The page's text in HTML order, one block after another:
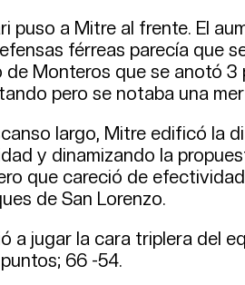
puso a Mitre al frente. El
férreas parecía que
Monteros que se anotó
pero se notaba una
largo, Mitre edificó la
y dinamizando la
que careció de
de San Lorenzo.
a jugar la cara triplera del
66 -54.